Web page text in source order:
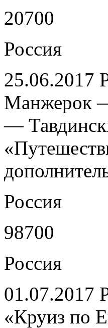
20700
Россия
25.06.2017
Манжерок
—
Россия
98700
Россия
01.07.2017
«Круиз по